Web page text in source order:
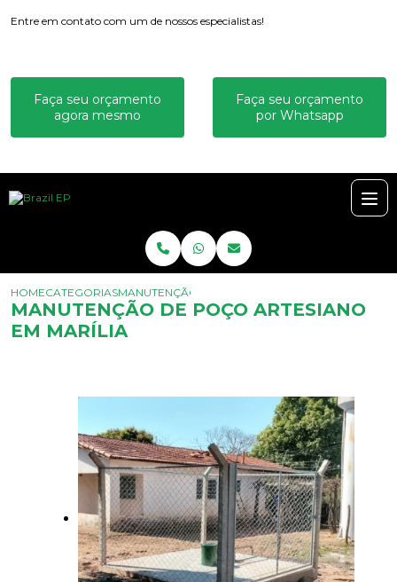
Entre em contato com um de nossos especialistas!
Faça seu orçamento
agora mesmo
Faça seu orçamento
por Whatsapp
HOMECATEGORIASMANUTENÇÃO DE POÇO ARTESIANO EM MARÍLIA
MANUTENÇÃO DE POÇO ARTESIANO
EM MARÍLIA